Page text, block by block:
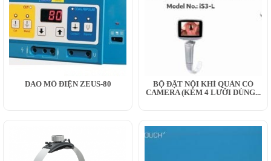
DAO MỔ ĐIỆN ZEUS-80
BỘ ĐẶT NỘI KHÍ QUẢN CÓ
CAMERA (KÈM 4 LƯỠI DÙNG...